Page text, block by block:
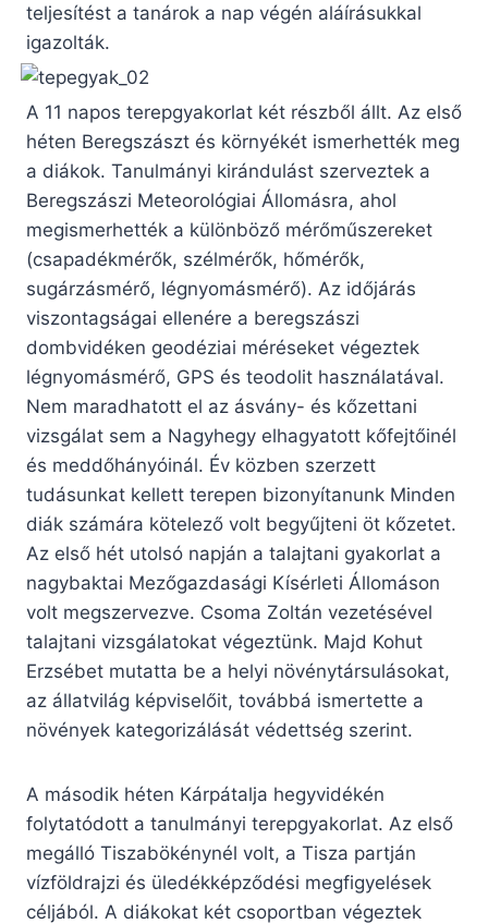
teljesítést a tanárok a nap végén aláírásukkal
igazolták.
A 11 napos terepgyakorlat két részből állt. Az első
héten Beregszászt és környékét ismerhették meg
a diákok. Tanulmányi kirándulást szerveztek a
Beregszászi Meteorológiai Állomásra, ahol
megismerhették a különböző mérőműszereket
(csapadékmérők, szélmérők, hőmérők,
sugárzásmérő, légnyomásmérő). Az időjárás
viszontagságai ellenére a beregszászi
dombvidéken geodéziai méréseket végeztek
légnyomásmérő, GPS és teodolit használatával.
Nem maradhatott el az ásvány- és kőzettani
vizsgálat sem a Nagyhegy elhagyatott kőfejtőinél
és meddőhányóinál. Év közben szerzett
tudásunkat kellett terepen bizonyítanunk Minden
diák számára kötelező volt begyűjteni öt kőzetet.
Az első hét utolsó napján a talajtani gyakorlat a
nagybaktai Mezőgazdasági Kísérleti Állomáson
volt megszervezve. Csoma Zoltán vezetésével
talajtani vizsgálatokat végeztünk. Majd Kohut
Erzsébet mutatta be a helyi növénytársulásokat,
az állatvilág képviselőit, továbbá ismertette a
növények kategorizálását védettség szerint.
A második héten Kárpátalja hegyvidékén
folytatódott a tanulmányi terepgyakorlat. Az első
megálló Tiszabökénynél volt, a Tisza partján
vízföldrajzi és üledékképződési megfigyelések
céljából. A diákokat két csoportban végeztek